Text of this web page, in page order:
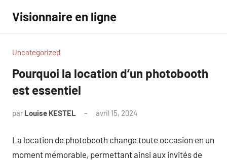
contenu
Visionnaire en ligne
Uncategorized
Pourquoi la location d’un photobooth
est essentiel
par Louise KESTEL avril 15, 2024
La location de photobooth change toute occasion en un
moment mémorable, permettant ainsi aux invités de